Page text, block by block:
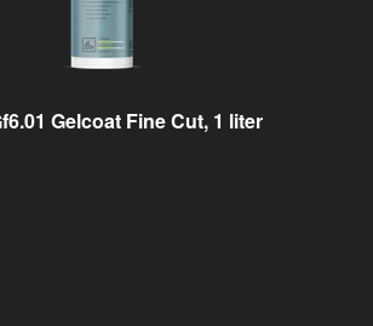
Gelcoat Fine Cut, 1 liter